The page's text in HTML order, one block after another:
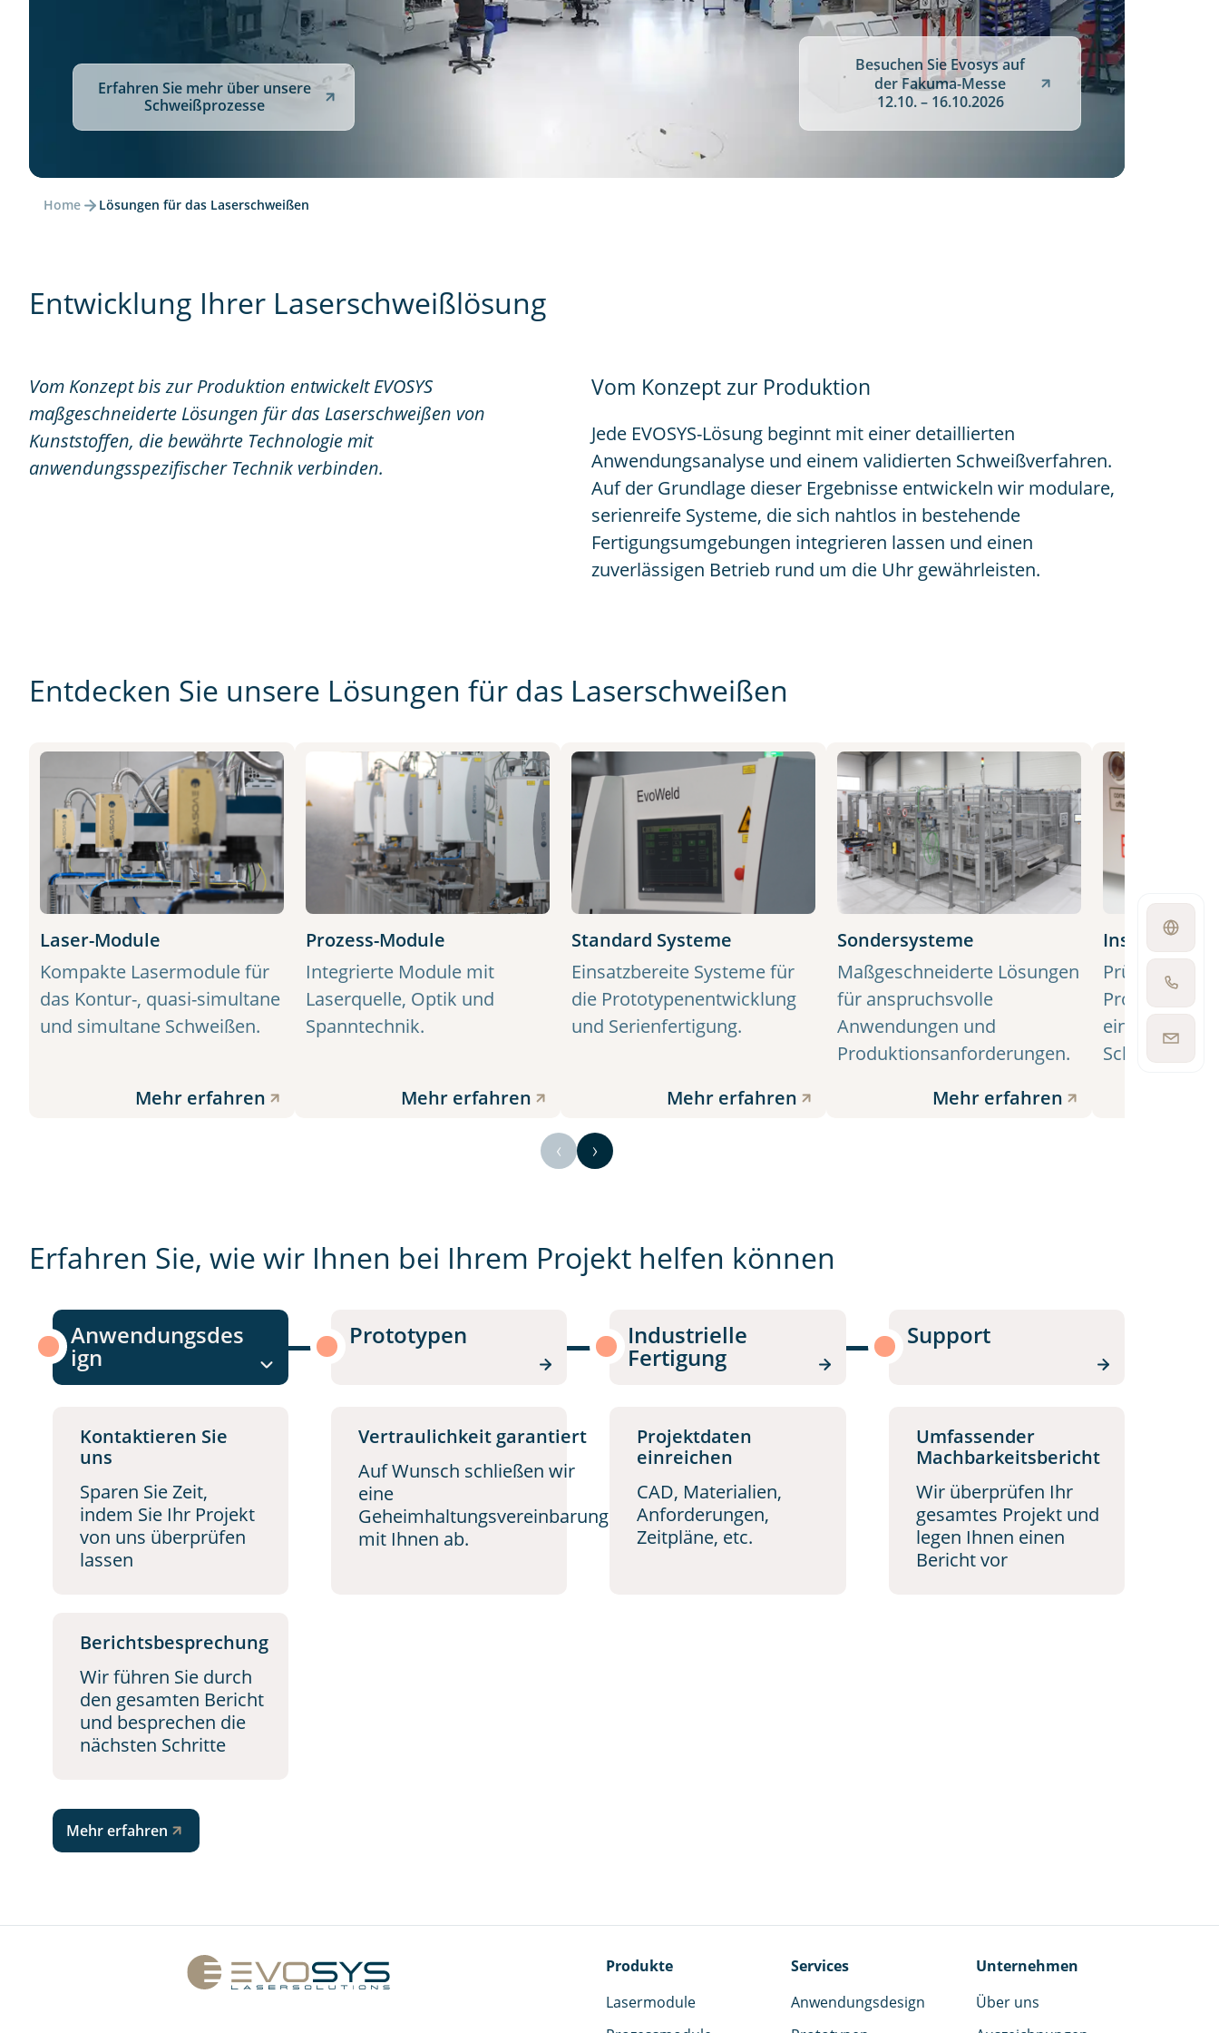
Open
language
switcher
Show
phone
number
Show
email
Erfahren Sie mehr über unsere
Schweißprozesse
Besuchen Sie Evosys auf
der Fakuma-Messe
12.10. – 16.10.2026
Home Lösungen für das Laserschweißen
Entwicklung Ihrer Laserschweißlösung
Vom Konzept bis zur Produktion entwickelt EVOSYS
maßgeschneiderte Lösungen für das Laserschweißen von
Kunststoffen, die bewährte Technologie mit
anwendungsspezifischer Technik verbinden.
Vom Konzept zur Produktion
Jede EVOSYS-Lösung beginnt mit einer detaillierten
Anwendungsanalyse und einem validierten Schweißverfahren.
Auf der Grundlage dieser Ergebnisse entwickeln wir modulare,
serienreife Systeme, die sich nahtlos in bestehende
Fertigungsumgebungen integrieren lassen und einen
zuverlässigen Betrieb rund um die Uhr gewährleisten.
Entdecken Sie unsere Lösungen für das Laserschweißen
Laser-Module
Kompakte Lasermodule für
das Kontur-, quasi-simultane
und simultane Schweißen.
Mehr erfahren
Prozess-Module
Integrierte Module mit
Laserquelle, Optik und
Spanntechnik.
Mehr erfahren
Standard Systeme
Einsatzbereite Systeme für
die Prototypenentwicklung
und Serienfertigung.
Mehr erfahren
Sondersysteme
Maßgeschneiderte Lösungen
für anspruchsvolle
Anwendungen und
Produktionsanforderungen.
Mehr erfahren
Prüfung und
eine
Erfahren Sie, wie wir Ihnen bei Ihrem Projekt helfen können
Anwendungsdes
ign
Prototypen Industrielle
Fertigung
Support
Kontaktieren Sie
uns
Sparen Sie Zeit,
indem Sie Ihr Projekt
von uns überprüfen
lassen
Vertraulichkeit garantiert
Auf Wunsch schließen wir
eine
Geheimhaltungsvereinbarung
mit Ihnen ab.
Projektdaten
einreichen
CAD, Materialien,
Anforderungen,
Zeitpläne, etc.
Umfassender
Machbarkeitsbericht
Wir überprüfen Ihr
gesamtes Projekt und
legen Ihnen einen
Bericht vor
Berichtsbesprechung
Wir führen Sie durch
den gesamten Bericht
und besprechen die
nächsten Schritte
Mehr erfahren
Produkte
Lasermodule
Services
Anwendungsdesign
Unternehmen
Über uns